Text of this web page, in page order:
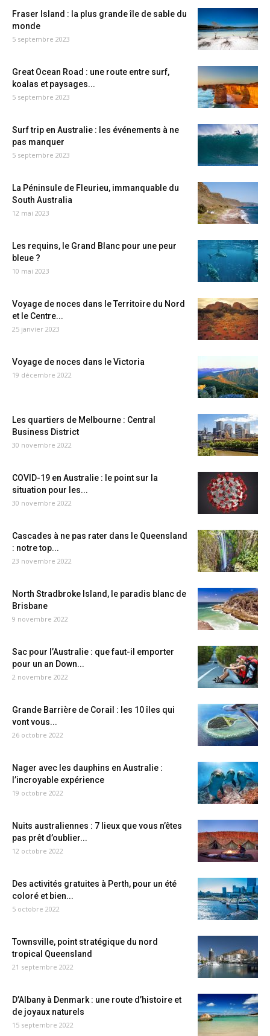
Fraser Island : la plus grande île de sable du
monde
5 septembre 2023
Great Ocean Road : une route entre surf,
koalas et paysages...
5 septembre 2023
Surf trip en Australie : les événements à ne
pas manquer
5 septembre 2023
La Péninsule de Fleurieu, immanquable du
South Australia
12 mai 2023
Les requins, le Grand Blanc pour une peur
bleue ?
10 mai 2023
Voyage de noces dans le Territoire du Nord
et le Centre...
25 janvier 2023
Voyage de noces dans le Victoria
19 décembre 2022
Les quartiers de Melbourne : Central
Business District
30 novembre 2022
COVID-19 en Australie : le point sur la
situation pour les...
30 novembre 2022
Cascades à ne pas rater dans le Queensland
: notre top...
23 novembre 2022
North Stradbroke Island, le paradis blanc de
Brisbane
9 novembre 2022
Sac pour l’Australie : que faut-il emporter
pour un an Down...
2 novembre 2022
Grande Barrière de Corail : les 10 îles qui
vont vous...
26 octobre 2022
Nager avec les dauphins en Australie :
l’incroyable expérience
19 octobre 2022
Nuits australiennes : 7 lieux que vous n’êtes
pas prêt d’oublier...
12 octobre 2022
Des activités gratuites à Perth, pour un été
coloré et bien...
5 octobre 2022
Townsville, point stratégique du nord
tropical Queensland
21 septembre 2022
D’Albany à Denmark : une route d’histoire et
de joyaux naturels
15 septembre 2022